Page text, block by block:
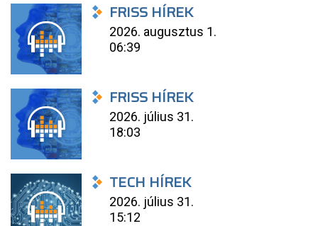
FRISS HÍREK
2026. augusztus 1.
06:39
FRISS HÍREK
2026. július 31.
18:03
TECH HÍREK
2026. július 31.
15:12